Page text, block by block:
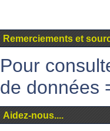
Remerciements et
Pour
de données
Aidez-nous....